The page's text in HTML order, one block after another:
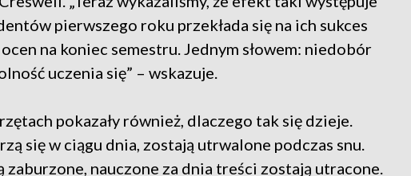
pierwszego roku przekłada się na ich sukces
na koniec semestru. Jednym słowem: niedobór
uczenia się” – wskazuje.
pokazały również, dlaczego tak się dzieje.
się w ciągu dnia, zostają utrwalone podczas snu.
zaburzone, nauczone za dnia treści zostają utracone.